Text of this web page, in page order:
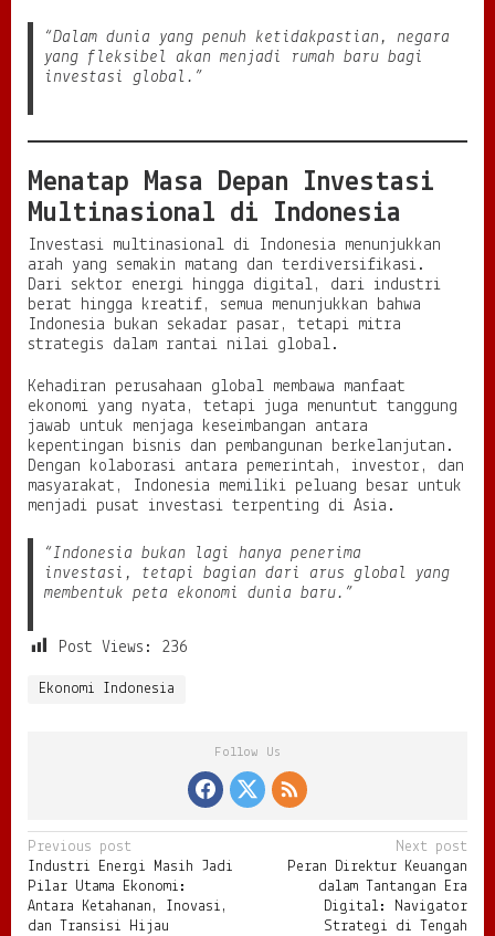
“Dalam dunia yang penuh ketidakpastian, negara
yang fleksibel akan menjadi rumah baru bagi
investasi global.”
Menatap Masa Depan Investasi
Multinasional di Indonesia
Investasi multinasional di Indonesia menunjukkan
arah yang semakin matang dan terdiversifikasi.
Dari sektor energi hingga digital, dari industri
berat hingga kreatif, semua menunjukkan bahwa
Indonesia bukan sekadar pasar, tetapi mitra
strategis dalam rantai nilai global.
Kehadiran perusahaan global membawa manfaat
ekonomi yang nyata, tetapi juga menuntut tanggung
jawab untuk menjaga keseimbangan antara
kepentingan bisnis dan pembangunan berkelanjutan.
Dengan kolaborasi antara pemerintah, investor, dan
masyarakat, Indonesia memiliki peluang besar untuk
menjadi pusat investasi terpenting di Asia.
“Indonesia bukan lagi hanya penerima
investasi, tetapi bagian dari arus global yang
membentuk peta ekonomi dunia baru.”
Post Views: 236
Ekonomi Indonesia
Follow Us
P
o
s
Previous post
Industri Energi Masih Jadi
Pilar Utama Ekonomi:
Antara Ketahanan, Inovasi,
dan Transisi Hijau
Next post
Peran Direktur Keuangan
dalam Tantangan Era
Digital: Navigator
Strategi di Tengah